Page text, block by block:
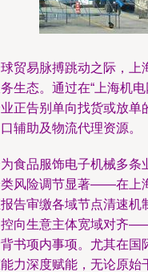
贸易脉搏跳动之际，上
生态。通过在“上海机
正告别单向找货或放单
辅助及物流代理资源。
食品服饰电子机械多条
风险调节显著——在上
告审缴各域节点清速机
向生意主体宽域对齐
书项内事项。尤其在国
力深度赋能，无论原始